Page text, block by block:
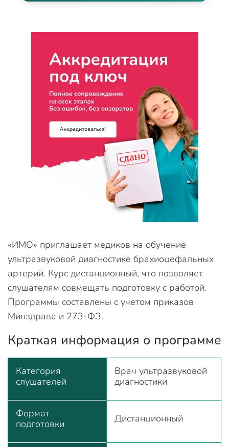
«ИМО» приглашает медиков на обучение
ультразвуковой диагностике брахиоцефальных
артерий. Курс дистанционный, что позволяет
слушателям совмещать подготовку с работой.
Программы составлены с учетом приказов
Минздрава и 273-ФЗ.
Краткая информация о программе
Категория
слушателей
Врач ультразвуковой
диагностики
Формат
подготовки
Дистанционный